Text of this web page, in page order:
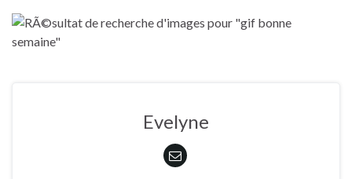
Evelyne